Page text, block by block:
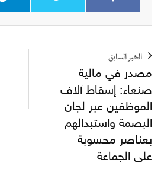
الخبر السابق
مصدر في مالية
صنعاء: إسقاط آلاف
الموظفين عبر لجان
البصمة واستبدالهم
بعناصر محسوبة
على الجماعة